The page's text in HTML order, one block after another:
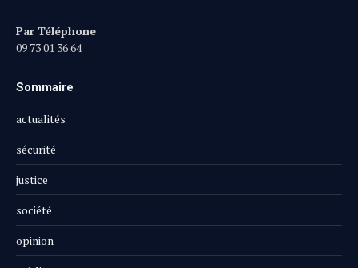
Par Téléphone
09 73 01 36 64
Sommaire
actualités
sécurité
justice
société
opinion